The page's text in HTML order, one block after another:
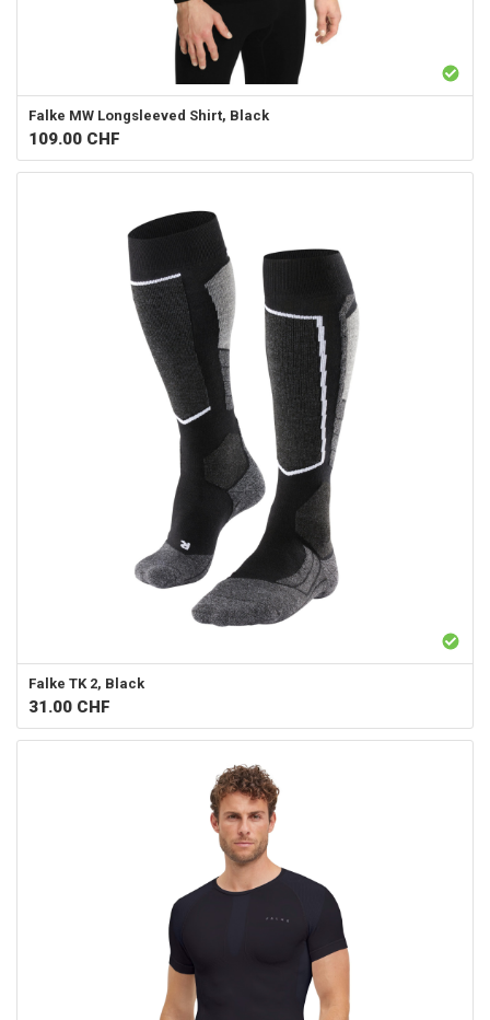
Falke MW Longsleeved Shirt, Black
109.00 CHF
Falke TK 2, Black
31.00 CHF